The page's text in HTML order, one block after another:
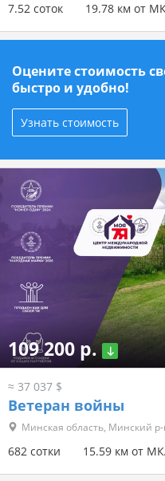
7.52 соток 19.78 км от
Оцените стоимость
быстро и удобно!
Узнать стоимость
109 200 р.
≈ 37 037 $
Ветеран войны
Минская область, Минский
682 сотки 15.59 км от